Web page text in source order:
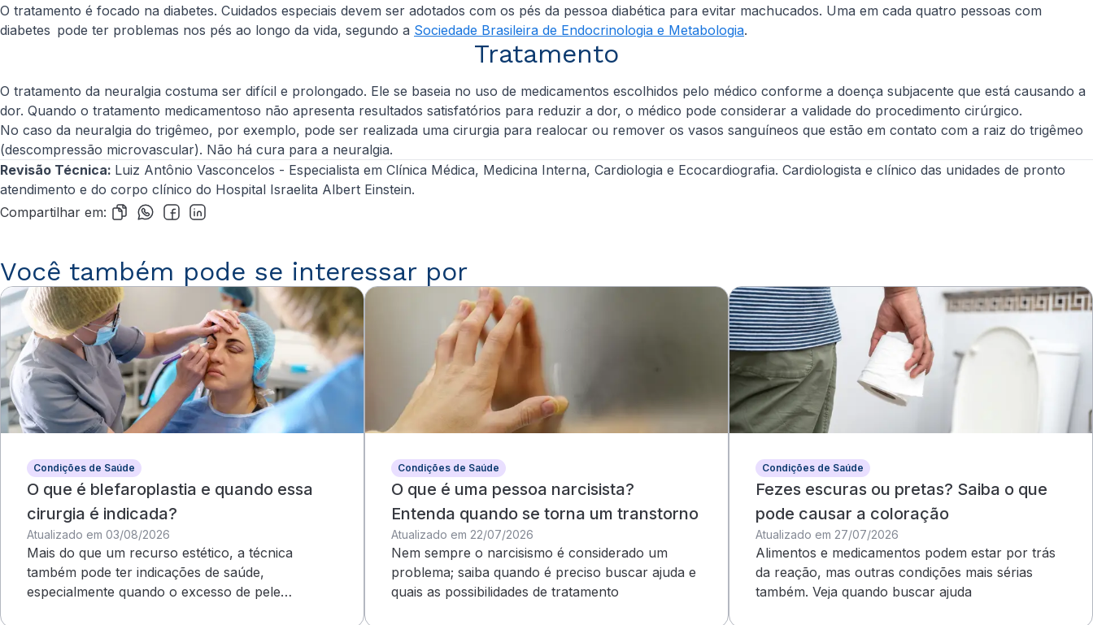
O tratamento é focado na diabetes. Cuidados especiais devem ser adotados com os pés da pessoa diabética para evitar machucados. Uma em cada quatro pessoas com
diabetes pode ter problemas nos pés ao longo da vida, segundo a Sociedade Brasileira de Endocrinologia e Metabologia.
Tratamento
O tratamento da neuralgia costuma ser difícil e prolongado. Ele se baseia no uso de medicamentos escolhidos pelo médico conforme a doença subjacente que está causando a
dor. Quando o tratamento medicamentoso não apresenta resultados satisfatórios para reduzir a dor, o médico pode considerar a validade do procedimento cirúrgico.
No caso da neuralgia do trigêmeo, por exemplo, pode ser realizada uma cirurgia para realocar ou remover os vasos sanguíneos que estão em contato com a raiz do trigêmeo
(descompressão microvascular). Não há cura para a neuralgia.
Revisão Técnica: Luiz Antônio Vasconcelos - Especialista em Clínica Médica, Medicina Interna, Cardiologia e Ecocardiografia. Cardiologista e clínico das unidades de pronto
atendimento e do corpo clínico do Hospital Israelita Albert Einstein.
Compartilhar em:
Você também pode se interessar por
Condições de Saúde
O que é blefaroplastia e quando essa
cirurgia é indicada?
Atualizado em 03/08/2026
Mais do que um recurso estético, a técnica
também pode ter indicações de saúde,
especialmente quando o excesso de pele
Condições de Saúde
O que é uma pessoa narcisista?
Entenda quando se torna um transtorno
Atualizado em 22/07/2026
Nem sempre o narcisismo é considerado um
problema; saiba quando é preciso buscar ajuda e
quais as possibilidades de tratamento
Condições de Saúde
Fezes escuras ou pretas? Saiba o que
pode causar a coloração
Atualizado em 27/07/2026
Alimentos e medicamentos podem estar por trás
da reação, mas outras condições mais sérias
também. Veja quando buscar ajuda